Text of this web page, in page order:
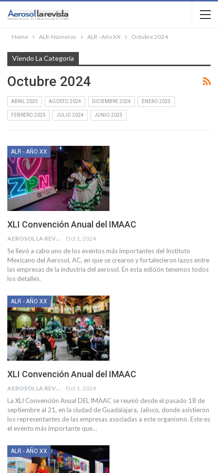
Home ALR-Números ALR - Año XX Octubre 2024
Viendo La Categoría
Octubre 2024
ABRIL 2025 AGOSTO 2024 DICIEMBRE 2024 ENERO 2025
FEBRERO 2025 JULIO 2024 JUNIO 2025
ALR - AÑO XX
XLI Convención Anual del IMAAC
AEROSOL LA REVISTA Oct 1, 2024
Se llevó a cabo uno de los eventos más importantes del Instituto
Mexicano del Aerosol, AC, en que se crearon y fortalecieron lazos entre
las empresas de la industria del aerosol. En esta edición tenemos todos
los detalles.
ALR - AÑO XX
XLI Convención Anual del IMAAC
AEROSOL LA REVISTA Oct 1, 2024
La XLI Convención Anual DEL IMAAC se reunió desde el pasado 18 de
septiembre al 21, en la ciudad de Guadalajara, Jalisco, donde asistieron
los representantes de las empresas asociadas a este organismo. Este es
el evento más importante que…
ALR - AÑO XX